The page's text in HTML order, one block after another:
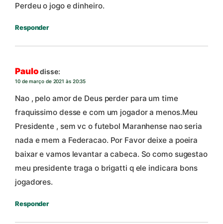
Perdeu o jogo e dinheiro.
Responder
Paulo disse:
10 de março de 2021 às 20:35
Nao , pelo amor de Deus perder para um time
fraquissimo desse e com um jogador a menos.Meu
Presidente , sem vc o futebol Maranhense nao seria
nada e mem a Federacao. Por Favor deixe a poeira
baixar e vamos levantar a cabeca. So como sugestao
meu presidente traga o brigatti q ele indicara bons
jogadores.
Responder